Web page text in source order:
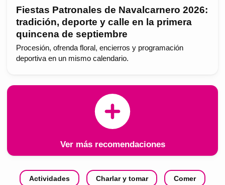
Fiestas Patronales de Navalcarnero 2026:
tradición, deporte y calle en la primera
quincena de septiembre
Procesión, ofrenda floral, encierros y programación
deportiva en un mismo calendario.
Ver más recomendaciones
Actividades Charlar y tomar Comer